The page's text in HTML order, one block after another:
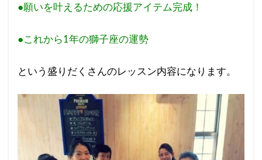
●願いを叶えるための応援アイテム完成！
●これから1年の獅子座の運勢
という盛りだくさんのレッスン内容になります。